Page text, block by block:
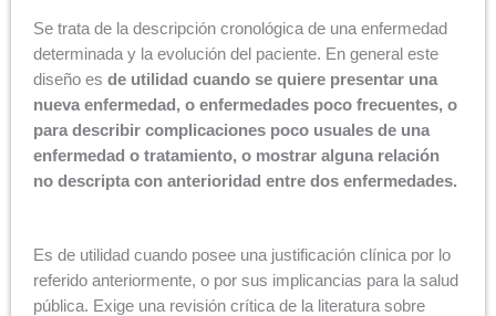
Se trata de la descripción cronológica de una enfermedad
determinada y la evolución del paciente. En general este
diseño es de utilidad cuando se quiere presentar una
nueva enfermedad, o enfermedades poco frecuentes, o
para describir complicaciones poco usuales de una
enfermedad o tratamiento, o mostrar alguna relación
no descripta con anterioridad entre dos enfermedades.
Es de utilidad cuando posee una justificación clínica por lo
referido anteriormente, o por sus implicancias para la salud
pública. Exige una revisión crítica de la literatura sobre